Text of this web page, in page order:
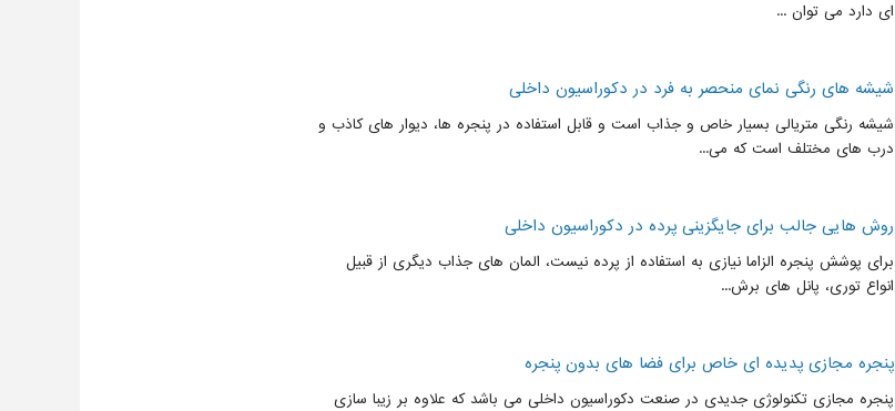
ای دارد می توان ...
شیشه های رنگی نمای منحصر به فرد در دکوراسیون داخلی
شیشه رنگی متریالی بسیار خاص و جذاب است و قابل استفاده در پنجره ها، دیوار های کاذب و
درب های مختلف است که می...
روش هایی جالب برای جایگزینی پرده در دکوراسیون داخلی
برای پوشش پنجره الزاما نیازی به استفاده از پرده نیست، المان های جذاب دیگری از قبیل
انواع توری، پانل های برش...
پنجره مجازی پدیده ای خاص برای فضا های بدون پنجره
پنجره مجازی تکنولوژی جدیدی در صنعت دکوراسیون داخلی می باشد که علاوه بر زیبا سازی